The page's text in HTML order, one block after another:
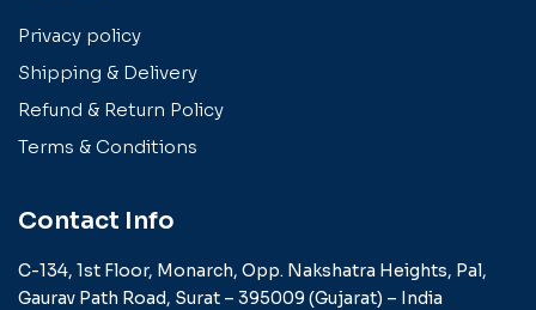
Privacy policy
Shipping & Delivery
Refund & Return Policy
Terms & Conditions
Contact Info
C-134, 1st Floor, Monarch, Opp. Nakshatra Heights, Pal,
Gaurav Path Road, Surat – 395009 (Gujarat) – India